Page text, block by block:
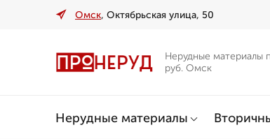
Омск, Октябрьская улица, 50
Нерудные материалы
руб. Омск
Нерудные материалы